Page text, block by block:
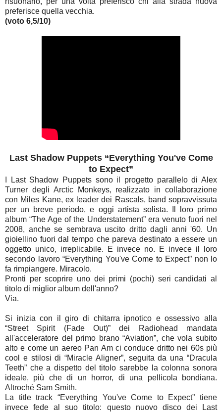
preferisce quella vecchia.
(voto 6,5/10)
Last Shadow Puppets “Everything You've Come
to Expect”
I Last Shadow Puppets sono il progetto parallelo di Alex
Turner degli Arctic Monkeys, realizzato in collaborazione
con Miles Kane, ex leader dei Rascals, band sopravvissuta
per un breve periodo, e oggi artista solista. Il loro primo
album “The Age of the Understatement” era venuto fuori nel
2008, anche se sembrava uscito dritto dagli anni '60. Un
gioiellino fuori dal tempo che pareva destinato a essere un
oggetto unico, irreplicabile. E invece no. E invece il loro
secondo lavoro “Everything You've Come to Expect” non lo
fa rimpiangere. Miracolo.
Pronti per scoprire uno dei primi (pochi) seri candidati al
titolo di miglior album dell'anno?
Via.
Si inizia con il giro di chitarra ipnotico e ossessivo alla
“Street Spirit (Fade Out)” dei Radiohead mandata
all'acceleratore del primo brano “Aviation”, che vola subito
alto e come un aereo Pan Am ci conduce dritto nei 60s più
cool e stilosi di “Miracle Aligner”, seguita da una “Dracula
Teeth” che a dispetto del titolo sarebbe la colonna sonora
ideale, più che di un horror, di una pellicola bondiana.
Altroché Sam Smith.
La title track “Everything You've Come to Expect” tiene
invece fede al suo titolo: questo nuovo disco dei Last